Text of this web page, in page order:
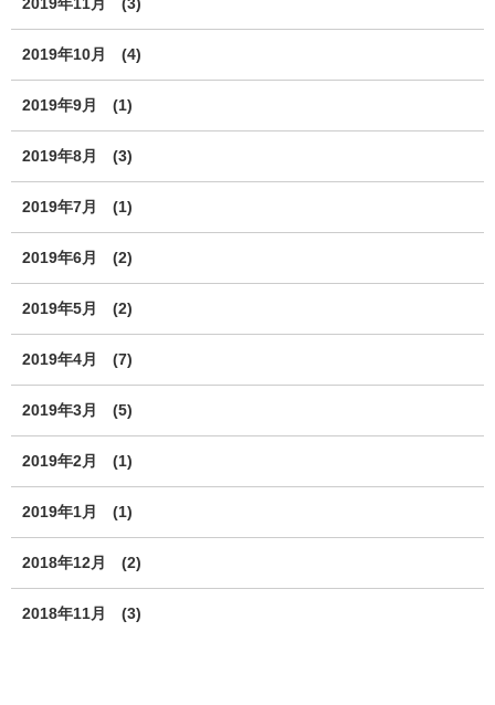
2019年10月 (4)
2019年9月 (1)
2019年8月 (3)
2019年7月 (1)
2019年6月 (2)
2019年5月 (2)
2019年4月 (7)
2019年3月 (5)
2019年2月 (1)
2019年1月 (1)
2018年12月 (2)
2018年11月 (3)